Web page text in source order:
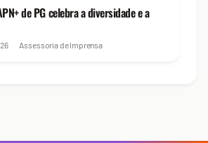
de PG celebra a diversidade e a
Assessoria de Imprensa